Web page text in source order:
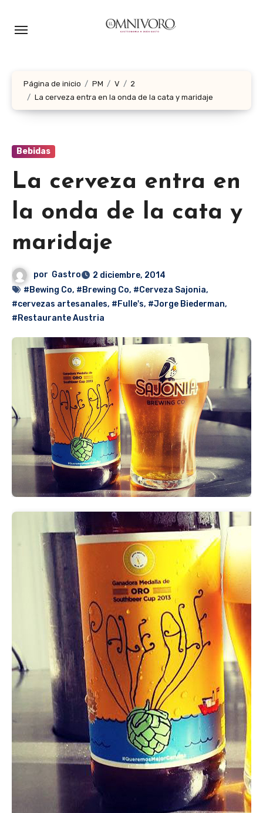
Página de inicio PM V
2
La cerveza entra en la onda de la cata y maridaje
Bebidas
La cerveza entra en
la onda de la cata y
maridaje
por Gastro
2 diciembre, 2014
#Bewing Co, #Brewing Co, #Cerveza Sajonia,
#cervezas artesanales, #Fulle's, #Jorge Biederman,
#Restaurante Austria